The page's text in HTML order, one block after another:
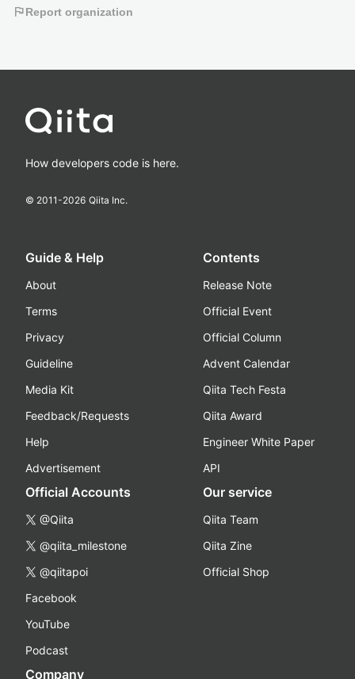
flagReport organization
How developers code is here.
© 2011-2026 Qiita Inc.
Guide & Help
About
Terms
Privacy
Guideline
Media Kit
Feedback/Requests
Help
Advertisement
Contents
Release Note
Official Event
Official Column
Advent Calendar
Qiita Tech Festa
Qiita Award
Engineer White Paper
API
Official Accounts
@Qiita
@qiita_milestone
@qiitapoi
Facebook
YouTube
Podcast
Our service
Qiita Team
Qiita Zine
Official Shop
Company